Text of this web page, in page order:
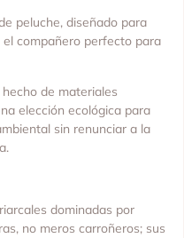
peluche, diseñado para
compañero perfecto para
de materiales
elección ecológica para
sin renunciar a la
dominadas por
no meros carroñeros; sus